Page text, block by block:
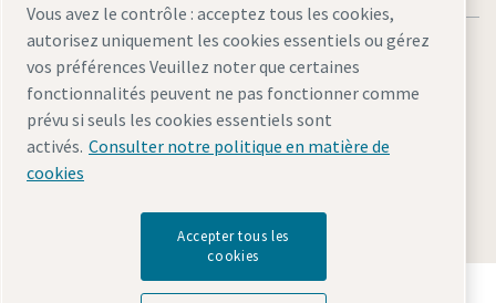
Mentions légales et politique de confidentialité
Gérer les cookies
© 2026 Atlas Copco
Découvrez comment le groupe Atlas Copco met en
Vous avez le contrôle : acceptez tous les cookies,
autorisez uniquement les cookies essentiels ou gérez
vos préférences Veuillez noter que certaines
fonctionnalités peuvent ne pas fonctionner comme
prévu si seuls les cookies essentiels sont
activés. Consulter notre politique en matière de
cookies
Accepter tous les
cookies